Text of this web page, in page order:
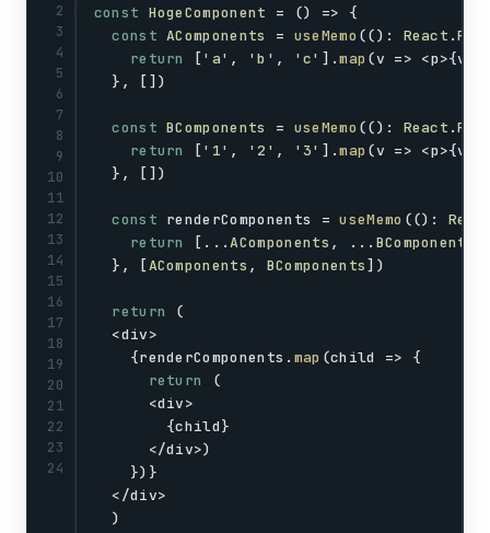
2
3
4
5
6
7
8
9
10
11
12
13
14
15
16
17
18
19
20
21
22
23
24
const HogeComponent
= () => {
const AComponents = useMemo ((): React .
return
['a' , 'b' , 'c' ].map (v => <p>{v
  }, [])
const BComponents = useMemo ((): React .
return
['1' , '2' , '3' ].map (v => <p>{v
  }, [])
const renderComponents = useMemo (():
return
[...AComponents , ... BComponents
  }, [
AComponents , BComponents])
return
(
  <
div>
    {
renderComponents . map (child
=> {
return
(
      <
div>
        {
child}
      </
div>)
    })}
  </
div>
  )